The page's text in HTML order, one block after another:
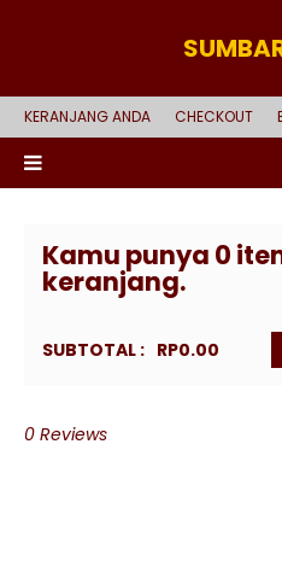
KERANJANG ANDA CHECKOUT
Kamu punya 0
keranjang.
SUBTOTAL : RP0.00
0 Reviews